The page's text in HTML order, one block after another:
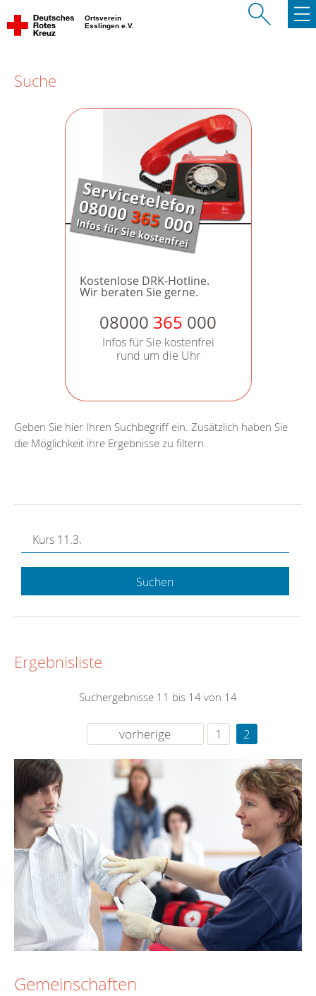
Ortsverein
Esslingen e.V.
Suche
Kostenlose DRK-Hotline.
Wir beraten Sie gerne.
08000 365 000
Infos für Sie kostenfrei
rund um die Uhr
Geben Sie hier Ihren Suchbegriff ein. Zusätzlich haben Sie
die Möglichkeit ihre Ergebnisse zu filtern.
Suchen
Ergebnisliste
Suchergebnisse 11 bis 14 von 14
vorherige 1 2
Gemeinschaften